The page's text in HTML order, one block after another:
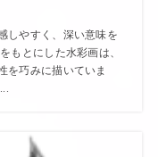
しやすく、深い意味を
もとにした水彩画は、
を巧みに描いていま